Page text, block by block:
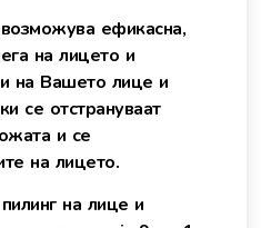
ефикасна,
на лицето и
на Вашето лице и
се отстрануваат
и се
на лицето.
на лице и